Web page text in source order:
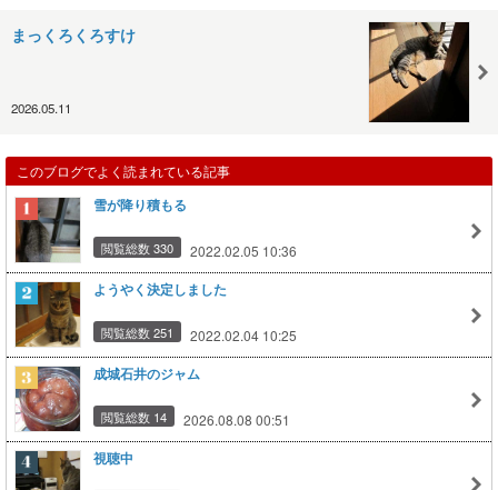
まっくろくろすけ
2026.05.11
このブログでよく読まれている記事
雪が降り積もる
閲覧総数 330 2022.02.05 10:36
ようやく決定しました
閲覧総数 251 2022.02.04 10:25
成城石井のジャム
閲覧総数 14 2026.08.08 00:51
視聴中